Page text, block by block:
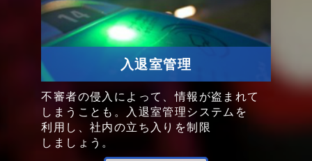
入退室管理
不審者の侵入によって、情報が盗まれて
しまうことも。 入退室管理システム を
利用し、社内の立ち入りを制限
しましょう。